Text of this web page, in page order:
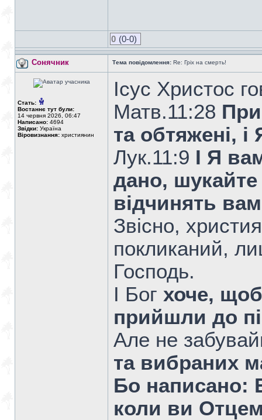
0 (0-0)
Сонячник Тема повідомлення: Re: Гріх на смерть!
Стать:
Востаннє тут були:
14 червня 2026, 06:47
Написано: 4694
Звідки: Україна
Віровизнання: християнин
Ісус Христос
Матв.11:28
та обтяжені,
Лук.11:9 І Я
дано, шукайте
відчинять
Звісно,
покликаний,
Господь.
І Бог хоче,
прийшли до
Але не
та вибраних
Бо написано:
коли ви